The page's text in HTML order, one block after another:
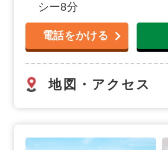
シー8分
電話をかける
地図・アクセス